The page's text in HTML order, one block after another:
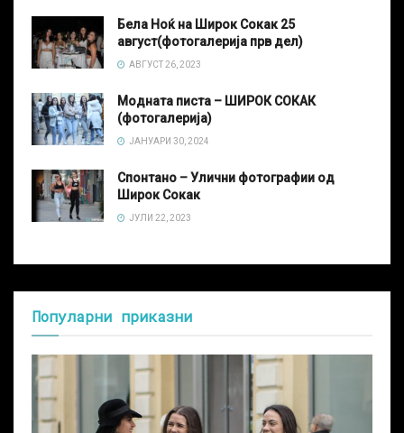
Бела Ноќ на Широк Сокак 25
август(фотогалерија прв дел)
АВГУСТ 26, 2023
Модната писта – ШИРОК СОКАК
(фотогалерија)
ЈАНУАРИ 30, 2024
Спонтано – Улични фотографии од
Широк Сокак
ЈУЛИ 22, 2023
Популарни приказни